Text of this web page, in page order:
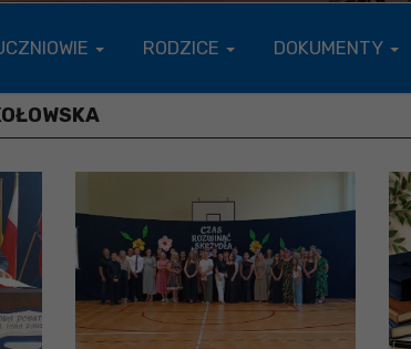
RODZICE DOKUMENTY